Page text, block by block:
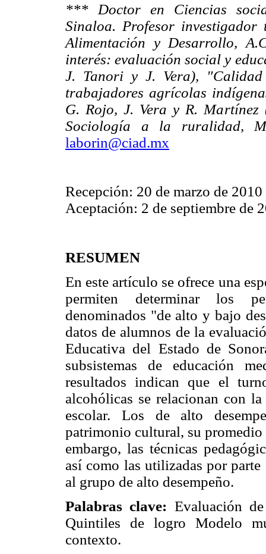
*** Doctor en Ciencias
Sinaloa. Profesor
Alimentación y Desarrollo,
interés: evaluación social y
J. Tanori y J. Vera),
trabajadores agrícolas
G. Rojo, J. Vera y R. Martínez
Sociología a la ruralidad,
laborin@ciad.mx
Recepción: 20 de marzo de 2010
Aceptación: 2 de septiembre de
RESUMEN
En este artículo se ofrece una
permiten determinar los
denominados "de alto y bajo
datos de alumnos de la
Educativa del Estado de
subsistemas de educación
resultados indican que el
alcohólicas se relacionan con
escolar. Los de alto
patrimonio cultural, su
embargo, las técnicas
así como las utilizadas por
al grupo de alto desempeño.
Palabras clave: Evaluación
Quintiles de logro Modelo
contexto.